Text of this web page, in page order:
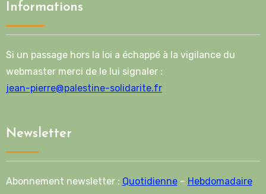
Informations
Si un passage hors la loi a échappé à la vigilance du
webmaster merci de le lui signaler :
jean-pierre@palestine-solidarite.fr
Newsletter
Abonnement newsletter : Quotidienne– Hebdomadaire